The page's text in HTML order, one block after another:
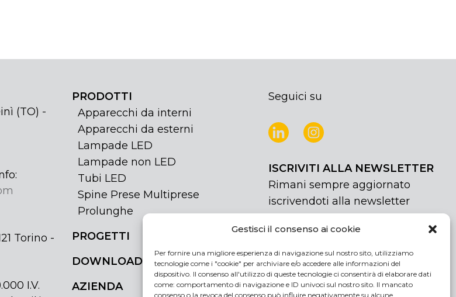
Gestisci il consenso ai cookie
Per fornire una migliore esperienza di navigazione sul nostro sito, utilizziamo
tecnologie come i "cookie" per archiviare e/o accedere alle informazioni del
dispositivo. Il consenso all'utilizzo di queste tecnologie ci consentirà di elaborare dati
come: comportamento di navigazione e ID univoci sul nostro sito. Il mancato
consenso o la revoca del consenso può influire negativamente su alcune
(TO) -
Torino -
I.V.
PRODOTTI
Apparecchi da interni
Apparecchi da esterni
Lampade LED
Lampade non LED
Tubi LED
Spine Prese Multiprese
Prolunghe
PROGETTI
DOWNLOAD
AZIENDA
Seguici su
ISCRIVITI ALLA NEWSLETTER
Rimani sempre aggiornato
iscrivendoti alla newsletter
NEWSLETTER
Acconsento al trattamento dei miei
dati personali
If
are
human,
leave